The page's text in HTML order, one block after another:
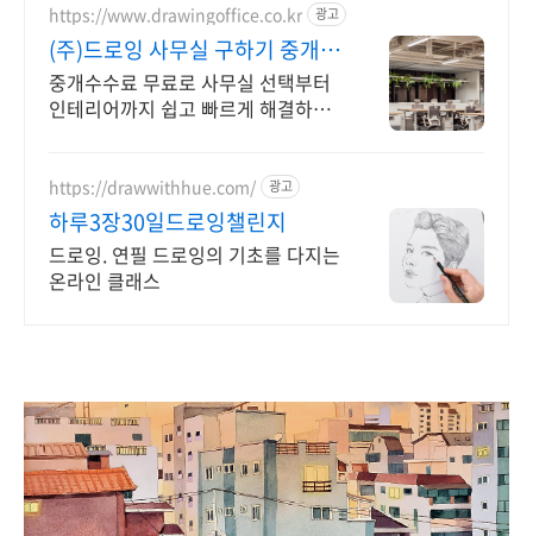
https://www.drawingoffice.co.kr 광고
(주)드로잉 사무실 구하기 중개수
수료 무료!
중개수수료 무료로 사무실 선택부터
인테리어까지 쉽고 빠르게 해결하기
https://drawwithhue.com/ 광고
하루3장30일드로잉챌린지
드로잉. 연필 드로잉의 기초를 다지는
온라인 클래스